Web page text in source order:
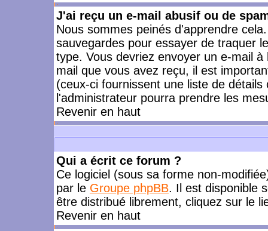
J'ai reçu un e-mail abusif ou de
Nous sommes peinés d'apprendre
sauvegardes pour essayer de traquer
type. Vous devriez envoyer un e-mail
mail que vous avez reçu, il est
(ceux-ci fournissent une liste de
l'administrateur pourra prendre les
Revenir en haut
Qui a écrit ce forum ?
Ce logiciel (sous sa forme non-
par le Groupe phpBB. Il est disponible
être distribué librement, cliquez sur le
Revenir en haut